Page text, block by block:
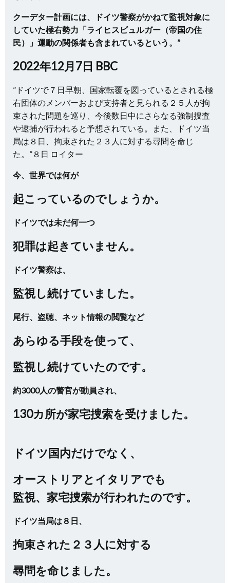
クーデター計画には、ドイツ警察がかねて監視対象に
していた極右勢力「ライヒスビュルガー（帝国の住
民）」運動の関係者も含まれているという。”
2022年12月7日 BBC
”ドイツで７日早朝、国家転覆を図っているとされる極
右団体のメンバーおよび支持者と見られる２５人が拘
束された問題を巡り、今後数日中にさらなる強制捜査
や逮捕が行われると予想されている。また、ドイツ当
局は８日、拘束された２３人に対する尋問を命じ
た。”８日 ロイター
今、世界では何が
起こっているのでしょうか。
ドイツでは未だ何一つ
犯罪は起きていません。
ドイツ警察は、
監視し続けていました。
尾行、盗聴、ネット情報の閲覧など
あらゆる手段を使って、
監視し続けていたのです。
約3000人の警官が動員され、
130カ所が家宅捜索を受けました。
ドイツ国内だけでなく、
オーストリアとイタリアでも
監視、家宅捜索が行われたのです。
ドイツ当局は８日、
拘束された２３人に対する
尋問を命じました。